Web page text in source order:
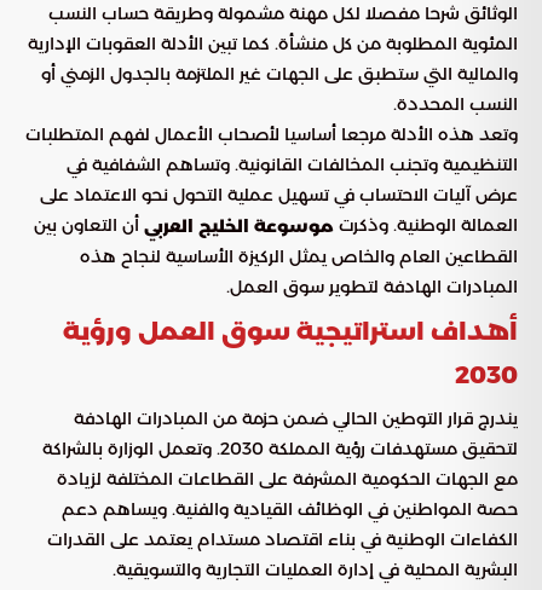
الوثائق شرحا مفصلا لكل مهنة مشمولة وطريقة حساب النسب
المئوية المطلوبة من كل منشأة. كما تبين الأدلة العقوبات الإدارية
والمالية التي ستطبق على الجهات غير الملتزمة بالجدول الزمني أو
النسب المحددة.
وتعد هذه الأدلة مرجعا أساسيا لأصحاب الأعمال لفهم المتطلبات
التنظيمية وتجنب المخالفات القانونية. وتساهم الشفافية في
عرض آليات الاحتساب في تسهيل عملية التحول نحو الاعتماد على
العمالة الوطنية. وذكرت موسوعة الخليج العربي أن التعاون بين
القطاعين العام والخاص يمثل الركيزة الأساسية لنجاح هذه
المبادرات الهادفة لتطوير سوق العمل.
أهداف استراتيجية سوق العمل ورؤية
2030
يندرج قرار التوطين الحالي ضمن حزمة من المبادرات الهادفة
لتحقيق مستهدفات رؤية المملكة 2030. وتعمل الوزارة بالشراكة
مع الجهات الحكومية المشرفة على القطاعات المختلفة لزيادة
حصة المواطنين في الوظائف القيادية والفنية. ويساهم دعم
الكفاءات الوطنية في بناء اقتصاد مستدام يعتمد على القدرات
البشرية المحلية في إدارة العمليات التجارية والتسويقية.